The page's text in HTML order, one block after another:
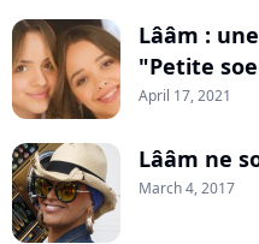
Lââm :
"Petite
April 17, 2021
Lââm ne
March 4, 2017